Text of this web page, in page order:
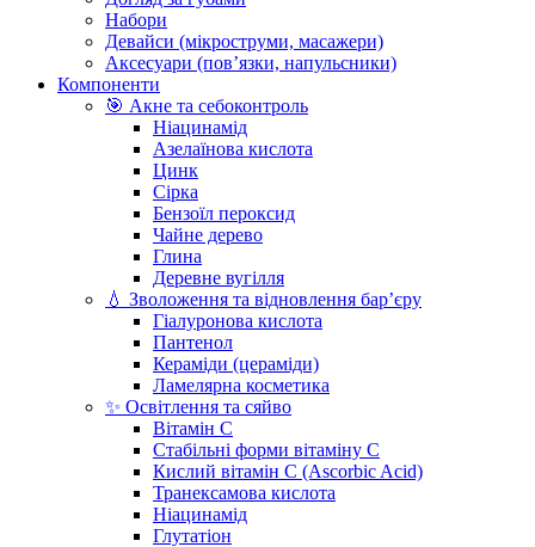
Набори
Девайси (мікроструми, масажери)
Аксесуари (повʼязки, напульсники)
Компоненти
🎯 Акне та себоконтроль
Ніацинамід
Азелаїнова кислота
Цинк
Сірка
Бензоїл пероксид
Чайне дерево
Глина
Деревне вугілля
💧 Зволоження та відновлення бар’єру
Гіалуронова кислота
Пантенол
Кераміди (цераміди)
Ламелярна косметика
✨ Освітлення та сяйво
Вітамін С
Стабільні форми вітаміну С
Кислий вітамін С (Ascorbic Acid)
Транексамова кислота
Ніацинамід
Глутатіон